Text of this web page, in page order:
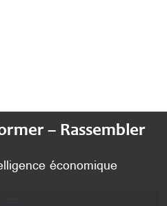
– Rassembler
économique